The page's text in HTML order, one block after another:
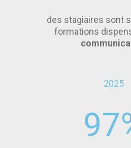
des stagiaires sont
formations
2025
97